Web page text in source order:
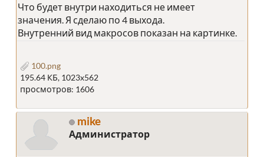
Что будет внутри находиться не имеет
значения. Я сделаю по 4 выхода.
Внутренний вид макросов показан на картинке.
100.png
195.64 КБ, 1023x562
просмотров: 1606
mike
Администратор